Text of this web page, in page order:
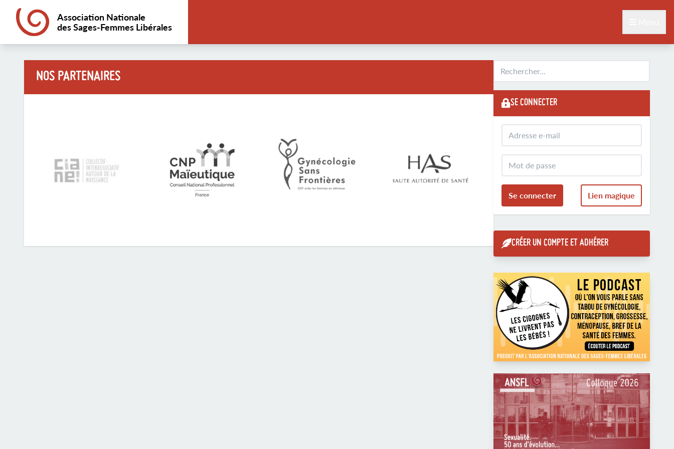
Association Nationale
des Sages-Femmes Libérales
NOS PARTENAIRES
SE CONNECTER
Se connecter Lien magique
CRÉER UN COMPTE ET ADHÉRER